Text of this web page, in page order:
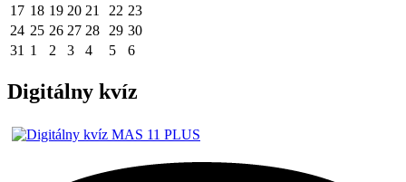
17 18 19 20 21 22 23
24 25 26 27 28 29 30
31 1 2 3 4 5 6
Digitálny kvíz